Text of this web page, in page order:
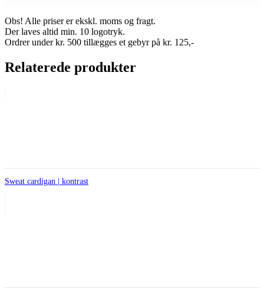
Obs! Alle priser er ekskl. moms og fragt.
Der laves altid min. 10 logotryk.
Ordrer under kr. 500 tillægges et gebyr på kr. 125,-
Relaterede produkter
Sweat cardigan | kontrast